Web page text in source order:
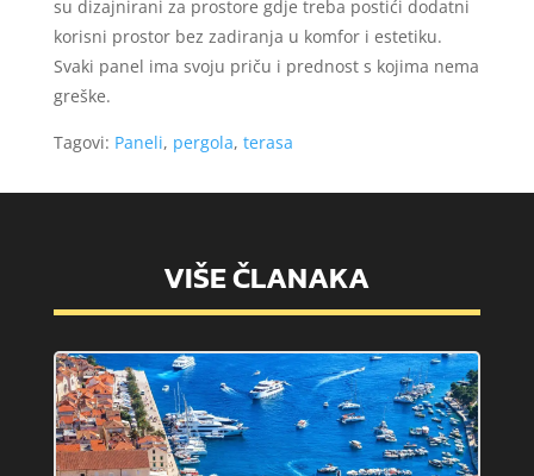
su dizajnirani za prostore gdje treba postići dodatni
korisni prostor bez zadiranja u komfor i estetiku.
Svaki panel ima svoju priču i prednost s kojima nema
greške.
Tagovi: Paneli, pergola, terasa
VIŠE ČLANAKA